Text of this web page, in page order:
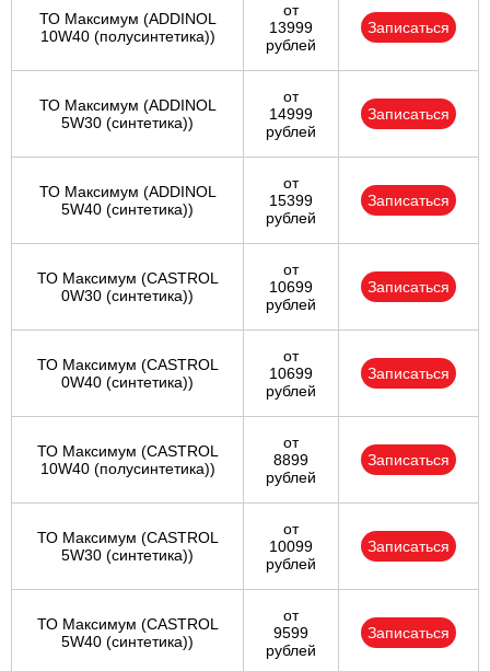
ТО Максимум (ADDINOL
10W40 (полусинтетика))
от
13999
рублей
Записаться
ТО Максимум (ADDINOL
5W30 (синтетика))
от
14999
рублей
Записаться
ТО Максимум (ADDINOL
5W40 (синтетика))
от
15399
рублей
Записаться
ТО Максимум (CASTROL
0W30 (синтетика))
от
10699
рублей
Записаться
ТО Максимум (CASTROL
0W40 (синтетика))
от
10699
рублей
Записаться
ТО Максимум (CASTROL
10W40 (полусинтетика))
от
8899
рублей
Записаться
ТО Максимум (CASTROL
5W30 (синтетика))
от
10099
рублей
Записаться
ТО Максимум (CASTROL
5W40 (синтетика))
от
9599
рублей
Записаться